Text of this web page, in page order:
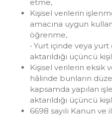
etme,
Kişisel verilerin
amacına uygun
öğrenme,
• Yurt içinde veya yurt
aktarıldığı üçüncü
Kişisel verilerin eksik
hâlinde bunların
kapsamda yapılan
aktarıldığı üçüncü
6698 sayılı Kanun